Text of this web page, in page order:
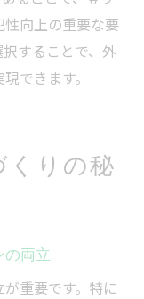
向上の重要な要
することで、外
できます。
くりの秘
両立
重要です。特に